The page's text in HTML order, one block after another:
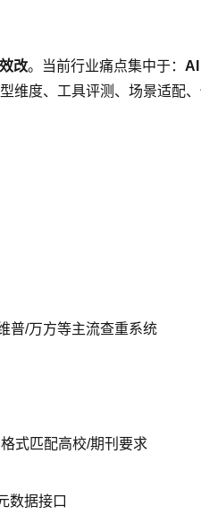
改。当前行业痛点集中于：
维度、工具评测、场景适配
普/万方等主流查重系统
式匹配高校/期刊要求
数据接口